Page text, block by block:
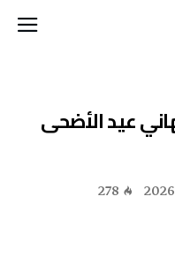
عيد الأضحى
278